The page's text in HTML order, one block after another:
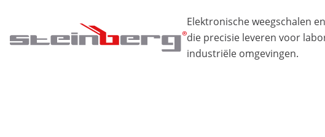
Elektronische weegschalen
die precisie leveren voor
industriële omgevingen.